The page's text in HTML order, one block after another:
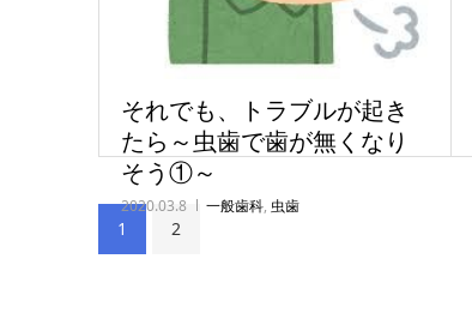
それでも、トラブルが起き
たら～虫歯で歯が無くなり
そう①～
2020.03.8 一般歯科, 虫歯
1 2